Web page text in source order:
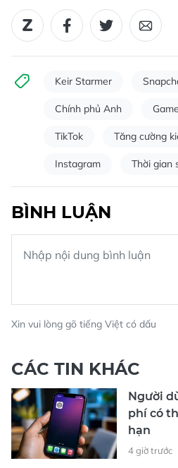
Keir Starmer
Chính phủ Anh
TikTok Tăng cường
Instagram Thời gian
BÌNH LUẬN
Xin vui lòng gõ tiếng Việt có dấu
CÁC TIN KHÁC
Người
phí có
hạn
4 giờ trước